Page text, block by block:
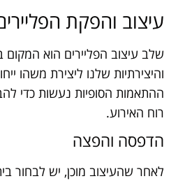
עיצוב והפקת
שלב עיצוב הפליירים הוא המקום
והיצירתיות שלנו ליצירת משהו
ההתאמות הסופיות נעשות כדי
רוח האירוע.
הדפסה והפצה
לאחר שהעיצוב מוכן, יש לבחור